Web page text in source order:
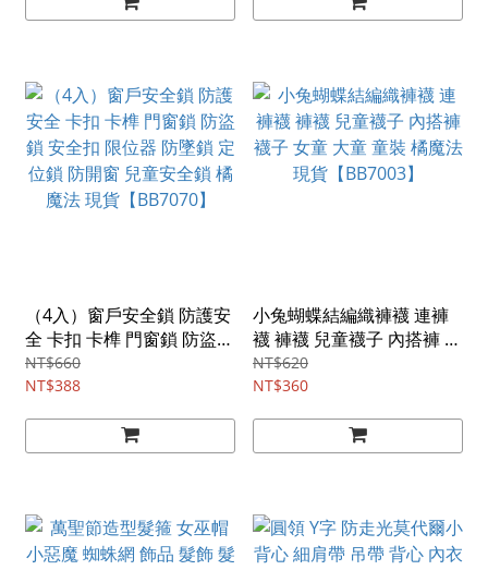
（4入）窗戶安全鎖 防護安
全 卡扣 卡榫 門窗鎖 防盜鎖
安全扣 限位器 防墜鎖 定位
鎖 防開窗 兒童安全鎖 橘魔
NT$660
NT$388
小兔蝴蝶結編織褲襪 連褲
襪 褲襪 兒童襪子 內搭褲 襪
子 女童 大童 童裝 橘魔法
現貨【BB7003】
NT$620
NT$360